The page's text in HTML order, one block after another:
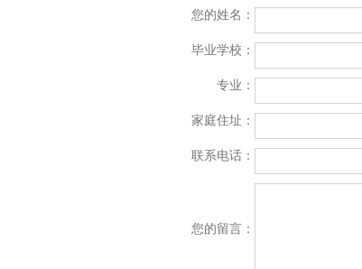
您的姓名：
毕业学校：
专业：
家庭住址：
联系电话：
您的留言：